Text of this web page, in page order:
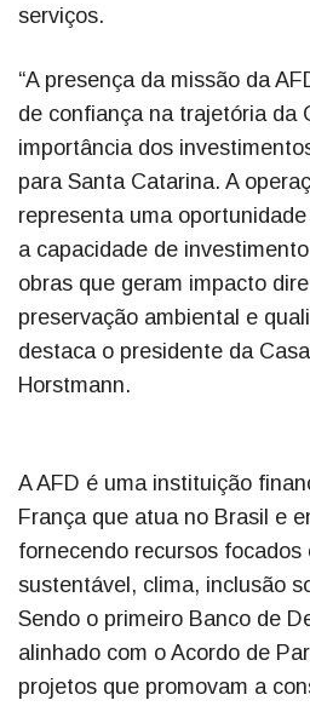
serviços.
“A presença da missão da
de confiança na trajetória da
importância dos
para Santa Catarina. A
representa uma
a capacidade de
obras que geram impacto
preservação ambiental e
destaca o presidente da
Horstmann.
A AFD é uma instituição
França que atua no Brasil e
fornecendo recursos
sustentável, clima, inclusão
Sendo o primeiro Banco de
alinhado com o Acordo de
projetos que promovam a